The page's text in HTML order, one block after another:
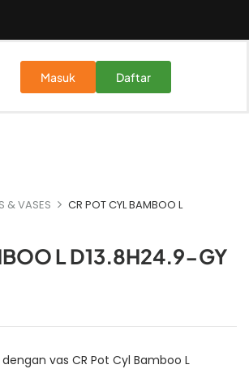
Masuk Daftar
& VASES
CR POT CYL BAMBOO L
L D13.8H24.9-GY
vas CR Pot Cyl Bamboo L